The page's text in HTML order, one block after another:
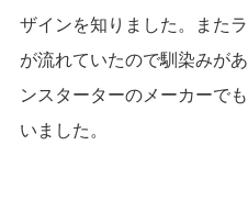
ザインを知りました。また
が流れていたので馴染みが
ンスターターのメーカーで
いました。